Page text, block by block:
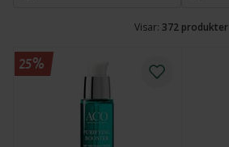
Visar: 372 produkter
25%